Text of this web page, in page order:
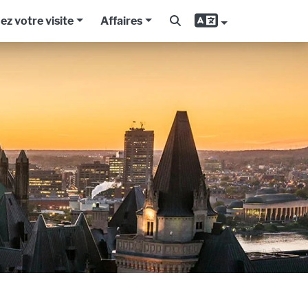
votre visite Affaires